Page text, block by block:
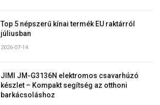
Top 5 népszerű kínai termék EU raktárról
júliusban
2026-07-14
JIMI JM-G3136N elektromos csavarhúzó
készlet – Kompakt segítség az otthoni
barkácsoláshoz